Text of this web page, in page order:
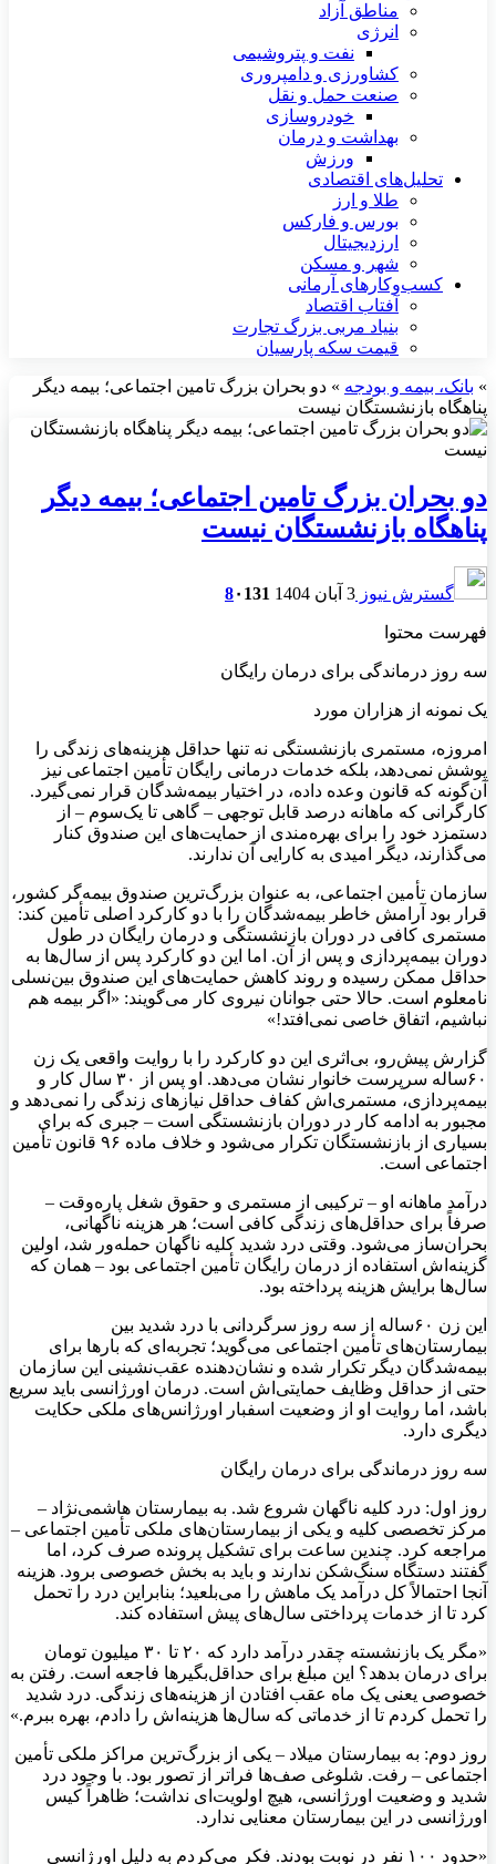
مناطق آزاد
انرژی
نفت و پتروشیمی
کشاورزی و دامپروری
صنعت حمل و نقل
خودروسازی
بهداشت و درمان
ورزش
تحلیل‌های اقتصادی
طلا و ارز
بورس و فارکس
ارزدیجیتال
شهر و مسکن
کسب‌وکارهای آرمانی
آفتاب اقتصاد
بنیاد مربی بزرگ تجارت
قیمت سکه پارسیان
» بانک، بیمه و بودجه » دو بحران بزرگ تامین اجتماعی؛ بیمه دیگر
پناهگاه بازنشستگان نیست
دو بحران بزرگ تامین اجتماعی؛ بیمه دیگر
پناهگاه بازنشستگان نیست
گسترش نیوز 3 آبان 1404 8۰ 131
فهرست محتوا
سه روز درماندگی برای درمان رایگان
یک نمونه از هزاران مورد
امروزه، مستمری بازنشستگی نه تنها حداقل هزینه‌های زندگی را
پوشش نمی‌دهد، بلکه خدمات درمانی رایگان تأمین اجتماعی نیز
آن‌گونه که قانون وعده داده، در اختیار بیمه‌شدگان قرار نمی‌گیرد.
کارگرانی که ماهانه درصد قابل توجهی – گاهی تا یک‌سوم – از
دستمزد خود را برای بهره‌مندی از حمایت‌های این صندوق کنار
می‌گذارند، دیگر امیدی به کارایی آن ندارند.
سازمان تأمین اجتماعی، به عنوان بزرگ‌ترین صندوق بیمه‌گر کشور،
قرار بود آرامش خاطر بیمه‌شدگان را با دو کارکرد اصلی تأمین کند:
مستمری کافی در دوران بازنشستگی و درمان رایگان در طول
دوران بیمه‌پردازی و پس از آن. اما این دو کارکرد پس از سال‌ها به
حداقل ممکن رسیده و روند کاهش حمایت‌های این صندوق بین‌نسلی
نامعلوم است. حالا حتی جوانان نیروی کار می‌گویند: «اگر بیمه هم
نباشیم، اتفاق خاصی نمی‌افتد!»
گزارش پیش‌رو، بی‌اثری این دو کارکرد را با روایت واقعی یک زن
۶۰ساله سرپرست خانوار نشان می‌دهد. او پس از ۳۰ سال کار و
بیمه‌پردازی، مستمری‌اش کفاف حداقل نیازهای زندگی را نمی‌دهد و
مجبور به ادامه کار در دوران بازنشستگی است – جبری که برای
بسیاری از بازنشستگان تکرار می‌شود و خلاف ماده ۹۶ قانون تأمین
اجتماعی است.
درآمد ماهانه او – ترکیبی از مستمری و حقوق شغل پاره‌وقت –
صرفاً برای حداقل‌های زندگی کافی است؛ هر هزینه ناگهانی،
بحران‌ساز می‌شود. وقتی درد شدید کلیه ناگهان حمله‌ور شد، اولین
گزینه‌اش استفاده از درمان رایگان تأمین اجتماعی بود – همان که
سال‌ها برایش هزینه پرداخته بود.
این زن ۶۰ساله از سه روز سرگردانی با درد شدید بین
بیمارستان‌های تأمین اجتماعی می‌گوید؛ تجربه‌ای که بارها برای
بیمه‌شدگان دیگر تکرار شده و نشان‌دهنده عقب‌نشینی این سازمان
حتی از حداقل وظایف حمایتی‌اش است. درمان اورژانسی باید سریع
باشد، اما روایت او از وضعیت اسفبار اورژانس‌های ملکی حکایت
دیگری دارد.
سه روز درماندگی برای درمان رایگان
روز اول: درد کلیه ناگهان شروع شد. به بیمارستان هاشمی‌نژاد –
مرکز تخصصی کلیه و یکی از بیمارستان‌های ملکی تأمین اجتماعی –
مراجعه کرد. چندین ساعت برای تشکیل پرونده صرف کرد، اما
گفتند دستگاه سنگ‌شکن ندارند و باید به بخش خصوصی برود. هزینه
آنجا احتمالاً کل درآمد یک ماهش را می‌بلعید؛ بنابراین درد را تحمل
کرد تا از خدمات پرداختی سال‌های پیش استفاده کند.
«مگر یک بازنشسته چقدر درآمد دارد که ۲۰ تا ۳۰ میلیون تومان
برای درمان بدهد؟ این مبلغ برای حداقل‌بگیرها فاجعه است. رفتن به
خصوصی یعنی یک ماه عقب افتادن از هزینه‌های زندگی. درد شدید
را تحمل کردم تا از خدماتی که سال‌ها هزینه‌اش را دادم، بهره ببرم.»
روز دوم: به بیمارستان میلاد – یکی از بزرگ‌ترین مراکز ملکی تأمین
اجتماعی – رفت. شلوغی صف‌ها فراتر از تصور بود. با وجود درد
شدید و وضعیت اورژانسی، هیچ اولویت‌ای نداشت؛ ظاهراً کیس
اورژانسی در این بیمارستان معنایی ندارد.
«حدود ۱۰۰ نفر در نوبت بودند. فکر می‌کردم به دلیل اورژانسی